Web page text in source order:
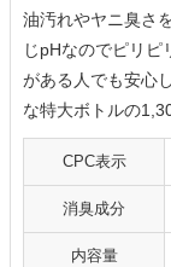
油汚れやヤニ臭さ
じpHなのでピリ
がある人でも安心
な特大ボトルの
CPC表示
消臭成分
内容量